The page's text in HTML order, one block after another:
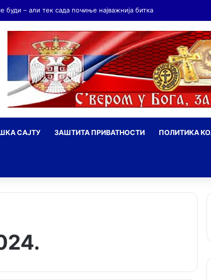
за истину води се и бројкама
САЈТУ ЗАШТИТА ПРИВАТНОСТИ ПОЛИТИКА